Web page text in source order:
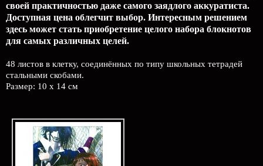
своей практичностью даже самого заядлого аккуратиста.
Доступная цена облегчит выбор. Интересным решением
здесь может стать приобретение целого набора блокнотов
для самых различных целей.
48 листов в клетку, соединённых по типу школьных тетрадей
стальными скобами.
Размер: 10 x 14 см